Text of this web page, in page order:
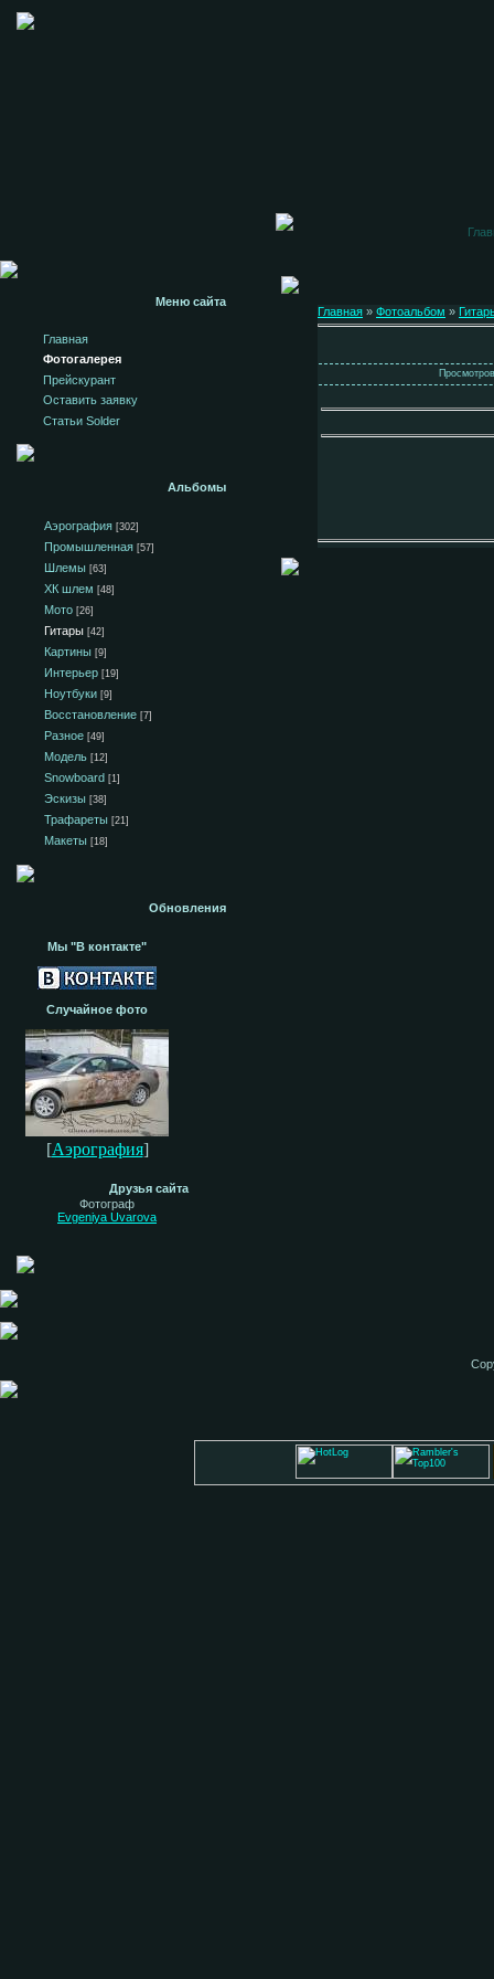
Меню сайта
Главная
Фотогалерея
Прейскурант
Оставить заявку
Статьи Solder
Альбомы
Аэрография [302]
Промышленная [57]
Шлемы [63]
ХК шлем [48]
Мото [26]
Гитары [42]
Картины [9]
Интерьер [19]
Ноутбуки [9]
Восстановление [7]
Разное [49]
Модель [12]
Snowboard [1]
Эскизы [38]
Трафареты [21]
Макеты [18]
Обновления
Мы "В контакте"
Случайное фото
[Аэрография]
Друзья сайта
Фотограф
Evgeniya Uvarova
Главная » Фотоальбом »